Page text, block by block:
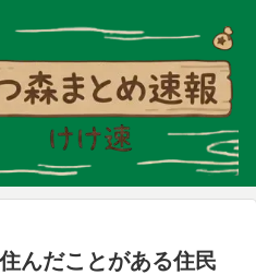
んだことがある住民